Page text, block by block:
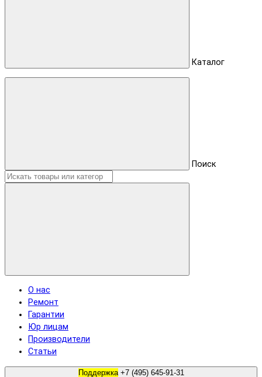
Каталог
Поиск
О нас
Ремонт
Гарантии
Юр лицам
Производители
Статьи
Поддержка